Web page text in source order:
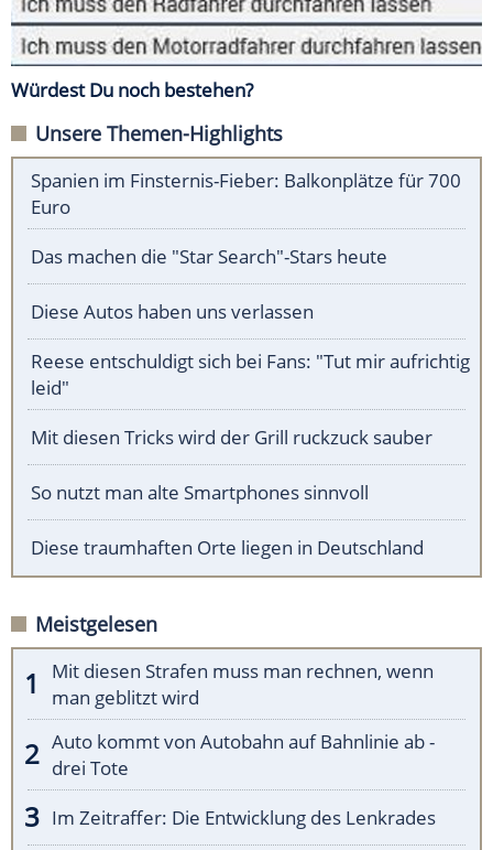
Würdest Du noch bestehen?
Unsere Themen-Highlights
Spanien im Finsternis-Fieber: Balkonplätze für 700
Euro
Das machen die "Star Search"-Stars heute
Diese Autos haben uns verlassen
Reese entschuldigt sich bei Fans: "Tut mir aufrichtig
leid"
Mit diesen Tricks wird der Grill ruckzuck sauber
So nutzt man alte Smartphones sinnvoll
Diese traumhaften Orte liegen in Deutschland
Meistgelesen
Mit diesen Strafen muss man rechnen, wenn
man geblitzt wird
Auto kommt von Autobahn auf Bahnlinie ab -
drei Tote
Im Zeitraffer: Die Entwicklung des Lenkrades